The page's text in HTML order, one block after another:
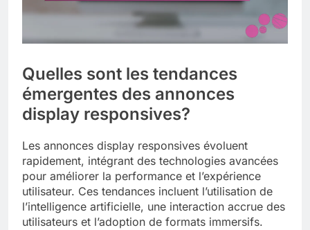
Quelles sont les tendances
émergentes des annonces
display responsives?
Les annonces display responsives évoluent
rapidement, intégrant des technologies avancées
pour améliorer la performance et l’expérience
utilisateur. Ces tendances incluent l’utilisation de
l’intelligence artificielle, une interaction accrue des
utilisateurs et l’adoption de formats immersifs.